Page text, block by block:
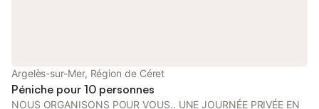
dans un secteur calme, avec des visites à pied possibles à
proximité.
Argelès-sur-Mer, Région de Céret
Péniche pour 10 personnes
NOUS ORGANISONS POUR VOUS.. UNE JOURNÉE PRIVÉE EN